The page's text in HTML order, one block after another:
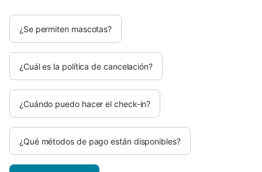
¿Se permiten mascotas?
¿Cuál es la política de cancelación?
¿Cuándo puedo hacer el check-in?
¿Qué métodos de pago están disponibles?